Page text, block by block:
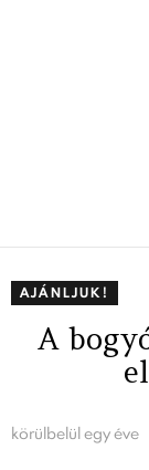
AJÁNLJUK!
A
körülbelül egy éve